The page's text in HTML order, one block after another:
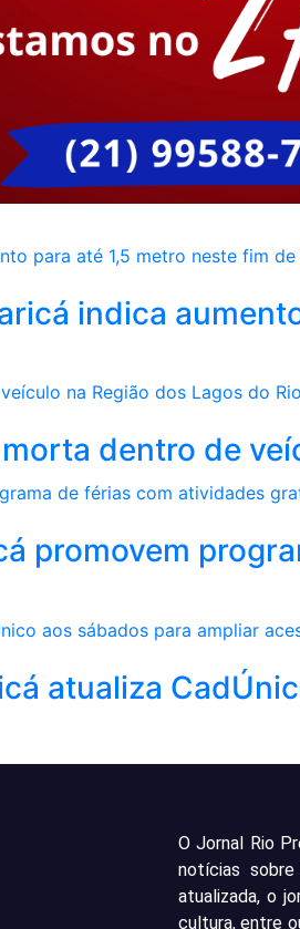
indica
dentro de
promovem
atualiza
O Jornal Rio
notícias
atualizada, o
cultura, entre